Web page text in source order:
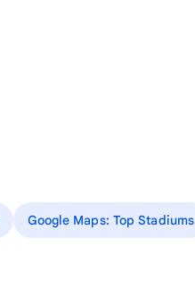
Google Maps: Top Stadiums